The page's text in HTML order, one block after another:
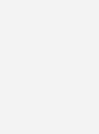
hinaus
alle
werden,
werden
zusätzliche